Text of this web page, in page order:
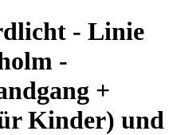
- Linie
-
+
Kinder) und